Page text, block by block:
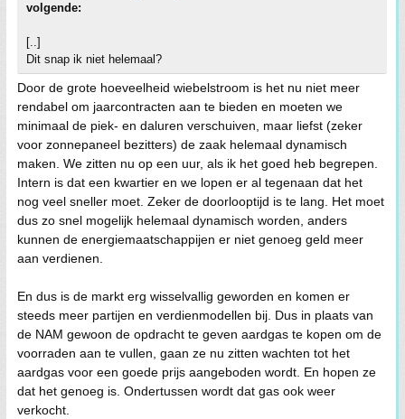
volgende:
[..]
Dit snap ik niet helemaal?
Door de grote hoeveelheid wiebelstroom is het nu niet meer
rendabel om jaarcontracten aan te bieden en moeten we
minimaal de piek- en daluren verschuiven, maar liefst (zeker
voor zonnepaneel bezitters) de zaak helemaal dynamisch
maken. We zitten nu op een uur, als ik het goed heb begrepen.
Intern is dat een kwartier en we lopen er al tegenaan dat het
nog veel sneller moet. Zeker de doorlooptijd is te lang. Het moet
dus zo snel mogelijk helemaal dynamisch worden, anders
kunnen de energiemaatschappijen er niet genoeg geld meer
aan verdienen.
En dus is de markt erg wisselvallig geworden en komen er
steeds meer partijen en verdienmodellen bij. Dus in plaats van
de NAM gewoon de opdracht te geven aardgas te kopen om de
voorraden aan te vullen, gaan ze nu zitten wachten tot het
aardgas voor een goede prijs aangeboden wordt. En hopen ze
dat het genoeg is. Ondertussen wordt dat gas ook weer
verkocht.